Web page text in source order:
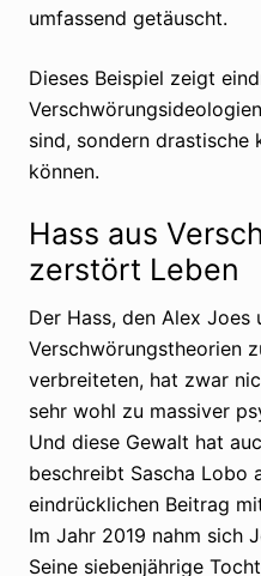
umfassend getäuscht.
Dieses Beispiel zeigt
sind, sondern drastische
können.
Hass aus
zerstört Leben
Der Hass, den Alex Joes
Verschwörungstheorien
verbreiteten, hat zwar
sehr wohl zu massiver
Und diese Gewalt hat
beschreibt Sascha Lobo
eindrücklichen Beitrag
Im Jahr 2019 nahm sich
Seine siebenjährige